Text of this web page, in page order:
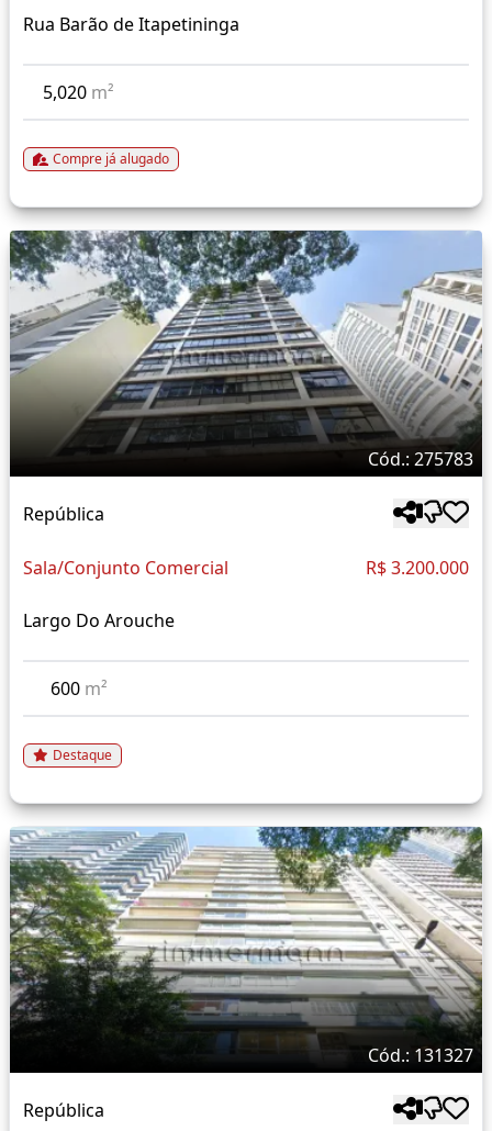
Rua Barão de Itapetininga
5,020 m²
Compre já alugado
Cód.: 275783
República
Sala/Conjunto Comercial R$ 3.200.000
Largo Do Arouche
600 m²
Destaque
Cód.: 131327
República